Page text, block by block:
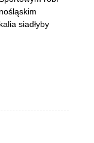
siadłyby